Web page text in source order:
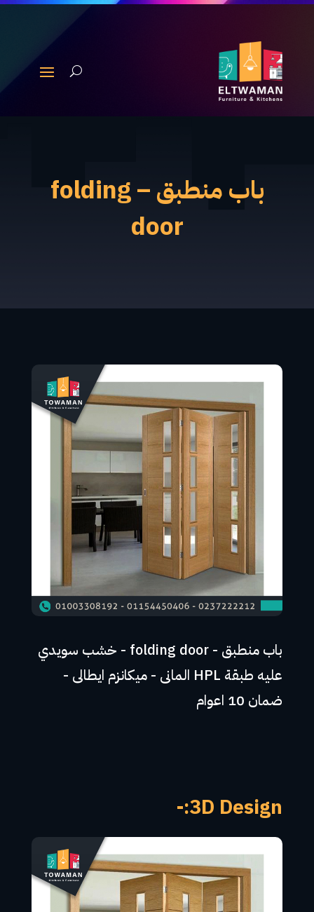
باب منطبق – folding
door
باب منطبق - folding door - خشب سويدي
عليه طبقة HPL المانى - ميكانزم ايطالى -
ضمان 10 اعوام
3D Design:-